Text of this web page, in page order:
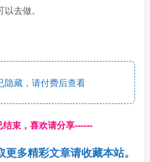
去做。
藏，请付费后查看
束，喜欢请分享------
多精彩文章请收藏本站。